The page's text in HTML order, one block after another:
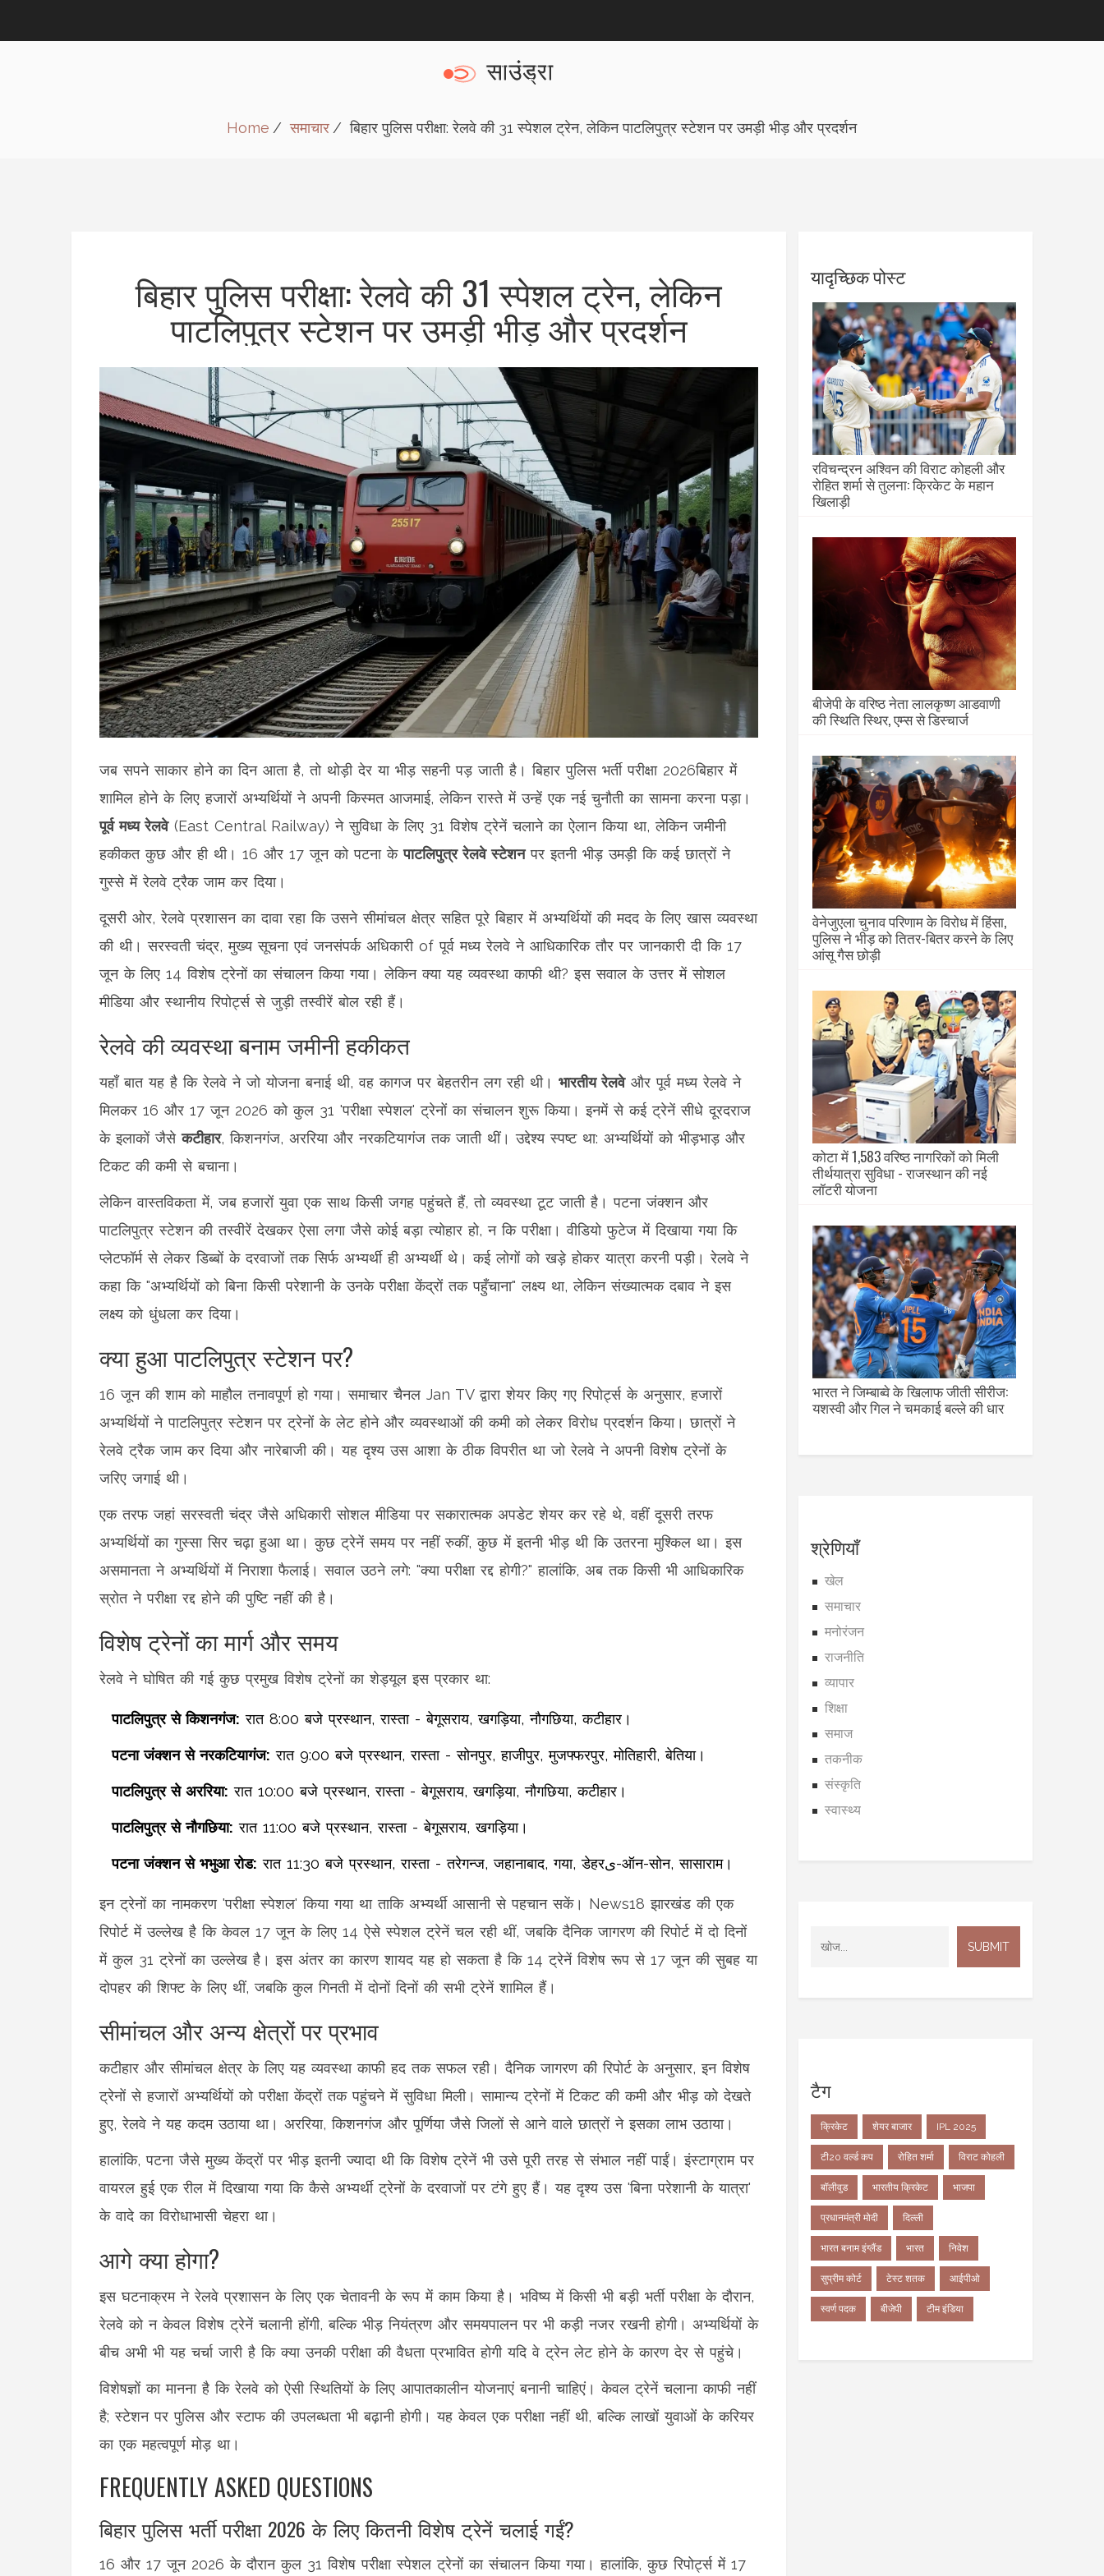
Home समाचार बिहार पुलिस परीक्षा: रेलवे की 31 स्पेशल ट्रेन, लेकिन पाटलिपुत्र स्टेशन पर उमड़ी भीड़ और प्रदर्शन
बिहार पुलिस परीक्षा: रेलवे की 31 स्पेशल ट्रेन, लेकिन
पाटलिपुत्र स्टेशन पर उमड़ी भीड़ और प्रदर्शन
जब सपने साकार होने का दिन आता है, तो थोड़ी देर या भीड़ सहनी पड़ जाती है।बिहार पुलिस भर्ती परीक्षा 2026बिहार में
शामिल होने के लिए हजारों अभ्यर्थियों ने अपनी किस्मत आजमाई, लेकिन रास्ते में उन्हें एक नई चुनौती का सामना करना पड़ा।
पूर्व मध्य रेलवे(East Central Railway) ने सुविधा के लिए 31 विशेष ट्रेनें चलाने का ऐलान किया था, लेकिन जमीनी
हकीकत कुछ और ही थी। 16 और 17 जून को पटना केपाटलिपुत्र रेलवे स्टेशनपर इतनी भीड़ उमड़ी कि कई छात्रों ने
गुस्से में रेलवे ट्रैक जाम कर दिया।
दूसरी ओर, रेलवे प्रशासन का दावा रहा कि उसने सीमांचल क्षेत्र सहित पूरे बिहार में अभ्यर्थियों की मदद के लिए खास व्यवस्था
की थी।सरस्वती चंद्र,मुख्य सूचना एवं जनसंपर्क अधिकारीofपूर्व मध्य रेलवे ने आधिकारिक तौर पर जानकारी दी कि 17
जून के लिए 14 विशेष ट्रेनों का संचालन किया गया। लेकिन क्या यह व्यवस्था काफी थी? इस सवाल के उत्तर में सोशल
मीडिया और स्थानीय रिपोर्ट्स से जुड़ी तस्वीरें बोल रही हैं।
रेलवे की व्यवस्था बनाम जमीनी हकीकत
यहाँ बात यह है कि रेलवे ने जो योजना बनाई थी, वह कागज पर बेहतरीन लग रही थी। भारतीय रेलवेऔर पूर्व मध्य रेलवे ने
मिलकर 16 और 17 जून 2026 को कुल 31 'परीक्षा स्पेशल' ट्रेनों का संचालन शुरू किया। इनमें से कई ट्रेनें सीधे दूरदराज
के इलाकों जैसेकटीहार, किशनगंज, अररिया और नरकटियागंज तक जाती थीं। उद्देश्य स्पष्ट था: अभ्यर्थियों को भीड़भाड़ और
टिकट की कमी से बचाना।
लेकिन वास्तविकता में, जब हजारों युवा एक साथ किसी जगह पहुंचते हैं, तो व्यवस्था टूट जाती है। पटना जंक्शन और
पाटलिपुत्र स्टेशन की तस्वीरें देखकर ऐसा लगा जैसे कोई बड़ा त्योहार हो, न कि परीक्षा। वीडियो फुटेज में दिखाया गया कि
प्लेटफॉर्म से लेकर डिब्बों के दरवाजों तक सिर्फ अभ्यर्थी ही अभ्यर्थी थे। कई लोगों को खड़े होकर यात्रा करनी पड़ी। रेलवे ने
कहा कि "अभ्यर्थियों को बिना किसी परेशानी के उनके परीक्षा केंद्रों तक पहुँचाना" लक्ष्य था, लेकिन संख्यात्मक दबाव ने इस
लक्ष्य को धुंधला कर दिया।
क्या हुआ पाटलिपुत्र स्टेशन पर?
16 जून की शाम को माहौल तनावपूर्ण हो गया। समाचार चैनल Jan TV द्वारा शेयर किए गए रिपोर्ट्स के अनुसार, हजारों
अभ्यर्थियों ने पाटलिपुत्र स्टेशन पर ट्रेनों के लेट होने और व्यवस्थाओं की कमी को लेकर विरोध प्रदर्शन किया। छात्रों ने
रेलवे ट्रैक जाम कर दिया और नारेबाजी की। यह दृश्य उस आशा के ठीक विपरीत था जो रेलवे ने अपनी विशेष ट्रेनों के
जरिए जगाई थी।
एक तरफ जहांसरस्वती चंद्र जैसे अधिकारी सोशल मीडिया पर सकारात्मक अपडेट शेयर कर रहे थे, वहीं दूसरी तरफ
अभ्यर्थियों का गुस्सा सिर चढ़ा हुआ था। कुछ ट्रेनें समय पर नहीं रुकीं, कुछ में इतनी भीड़ थी कि उतरना मुश्किल था। इस
असमानता ने अभ्यर्थियों में निराशा फैलाई। सवाल उठने लगे: "क्या परीक्षा रद्द होगी?" हालांकि, अब तक किसी भी आधिकारिक
स्रोत ने परीक्षा रद्द होने की पुष्टि नहीं की है।
विशेष ट्रेनों का मार्ग और समय
रेलवे ने घोषित की गई कुछ प्रमुख विशेष ट्रेनों का शेड्यूल इस प्रकार था:
पाटलिपुत्र से किशनगंज: रात 8:00 बजे प्रस्थान, रास्ता - बेगूसराय, खगड़िया, नौगछिया, कटीहार।
पटना जंक्शन से नरकटियागंज: रात 9:00 बजे प्रस्थान, रास्ता - सोनपुर, हाजीपुर, मुजफ्फरपुर, मोतिहारी, बेतिया।
पाटलिपुत्र से अररिया: रात 10:00 बजे प्रस्थान, रास्ता - बेगूसराय, खगड़िया, नौगछिया, कटीहार।
पाटलिपुत्र से नौगछिया: रात 11:00 बजे प्रस्थान, रास्ता - बेगूसराय, खगड़िया।
पटना जंक्शन से भभुआ रोड: रात 11:30 बजे प्रस्थान, रास्ता - तरेगन्ज, जहानाबाद, गया, डेहरی-ऑन-सोन, सासाराम।
इन ट्रेनों का नामकरण 'परीक्षा स्पेशल' किया गया था ताकि अभ्यर्थी आसानी से पहचान सकें। News18 झारखंड की एक
रिपोर्ट में उल्लेख है कि केवल 17 जून के लिए 14 ऐसे स्पेशल ट्रेनें चल रही थीं, जबकि दैनिक जागरण की रिपोर्ट में दो दिनों
में कुल 31 ट्रेनों का उल्लेख है। इस अंतर का कारण शायद यह हो सकता है कि 14 ट्रेनें विशेष रूप से 17 जून की सुबह या
दोपहर की शिफ्ट के लिए थीं, जबकि कुल गिनती में दोनों दिनों की सभी ट्रेनें शामिल हैं।
सीमांचल और अन्य क्षेत्रों पर प्रभाव
कटीहार और सीमांचल क्षेत्र के लिए यह व्यवस्था काफी हद तक सफल रही। दैनिक जागरण की रिपोर्ट के अनुसार, इन विशेष
ट्रेनों से हजारों अभ्यर्थियों को परीक्षा केंद्रों तक पहुंचने में सुविधा मिली। सामान्य ट्रेनों में टिकट की कमी और भीड़ को देखते
हुए, रेलवे ने यह कदम उठाया था। अररिया, किशनगंज और पूर्णिया जैसे जिलों से आने वाले छात्रों ने इसका लाभ उठाया।
हालांकि, पटना जैसे मुख्य केंद्रों पर भीड़ इतनी ज्यादा थी कि विशेष ट्रेनें भी उसे पूरी तरह से संभाल नहीं पाईं। इंस्टाग्राम पर
वायरल हुई एक रील में दिखाया गया कि कैसे अभ्यर्थी ट्रेनों के दरवाजों पर टंगे हुए हैं। यह दृश्य उस 'बिना परेशानी के यात्रा'
के वादे का विरोधाभासी चेहरा था।
आगे क्या होगा?
इस घटनाक्रम ने रेलवे प्रशासन के लिए एक चेतावनी के रूप में काम किया है। भविष्य में किसी भी बड़ी भर्ती परीक्षा के दौरान,
रेलवे को न केवल विशेष ट्रेनें चलानी होंगी, बल्कि भीड़ नियंत्रण और समयपालन पर भी कड़ी नजर रखनी होगी। अभ्यर्थियों के
बीच अभी भी यह चर्चा जारी है कि क्या उनकी परीक्षा की वैधता प्रभावित होगी यदि वे ट्रेन लेट होने के कारण देर से पहुंचे।
विशेषज्ञों का मानना है कि रेलवे को ऐसी स्थितियों के लिए आपातकालीन योजनाएं बनानी चाहिएं। केवल ट्रेनें चलाना काफी नहीं
है; स्टेशन पर पुलिस और स्टाफ की उपलब्धता भी बढ़ानी होगी। यह केवल एक परीक्षा नहीं थी, बल्कि लाखों युवाओं के करियर
का एक महत्वपूर्ण मोड़ था।
FREQUENTLY ASKED QUESTIONS
बिहार पुलिस भर्ती परीक्षा 2026 के लिए कितनी विशेष ट्रेनें चलाई गईं?
16 और 17 जून 2026 के दौरान कुल 31 विशेष परीक्षा स्पेशल ट्रेनों का संचालन किया गया। हालांकि, कुछ रिपोर्ट्स में 17
यादृच्छिक पोस्ट
रविचन्द्रन अश्विन की विराट कोहली और
रोहित शर्मा से तुलना: क्रिकेट के महान
खिलाड़ी
बीजेपी के वरिष्ठ नेता लालकृष्ण आडवाणी
की स्थिति स्थिर, एम्स से डिस्चार्ज
वेनेजुएला चुनाव परिणाम के विरोध में हिंसा,
पुलिस ने भीड़ को तितर-बितर करने के लिए
आंसू गैस छोड़ी
कोटा में 1,583 वरिष्ठ नागरिकों को मिली
तीर्थयात्रा सुविधा - राजस्थान की नई
लॉटरी योजना
भारत ने जिम्बाब्वे के खिलाफ जीती सीरीज:
यशस्वी और गिल ने चमकाई बल्ले की धार
श्रेणियाँ
खेल
समाचार
मनोरंजन
राजनीति
व्यापार
शिक्षा
समाज
तकनीक
संस्कृति
स्वास्थ्य
टैग
क्रिकेट शेयर बाजार IPL 2025
टी20 वर्ल्ड कप रोहित शर्मा विराट कोहली
बॉलीवुड भारतीय क्रिकेट भाजपा
प्रधानमंत्री मोदी दिल्ली
भारत बनाम इंग्लैंड भारत निवेश
सुप्रीम कोर्ट टेस्ट शतक आईपीओ
स्वर्ण पदक बीजेपी टीम इंडिया